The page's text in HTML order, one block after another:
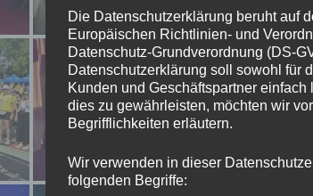
Die Datenschutzerklärung beruht auf
Europäischen Richtlinien- und
Datenschutz-Grundverordnung (DS-
Datenschutzerklärung soll sowohl für
Kunden und Geschäftspartner
dies zu gewährleisten, möchten wir
Begrifflichkeiten erläutern.
Wir verwenden in dieser
folgenden Begriffe: